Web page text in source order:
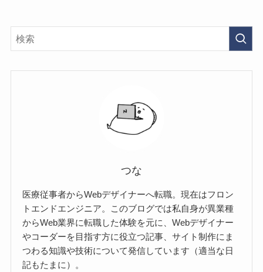
つな
医療従事者からWebデザイナーへ転職。現在はフロン
トエンドエンジニア。このブログでは私自身が異業種
からWeb業界に転職した体験を元に、Webデザイナー
やコーダーを目指す方に役立つ記事、サイト制作にま
つわる知識や技術について発信しています（適当な日
記もたまに）。